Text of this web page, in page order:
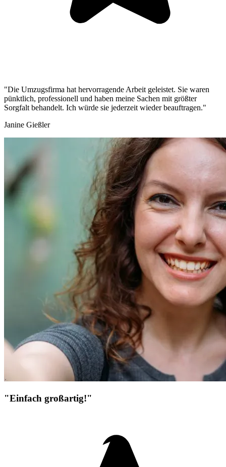
"Die Umzugsfirma hat hervorragende Arbeit geleistet. Sie waren
pünktlich, professionell und haben meine Sachen mit größter
Sorgfalt behandelt. Ich würde sie jederzeit wieder beauftragen."
Janine Gießler
"Einfach großartig!"